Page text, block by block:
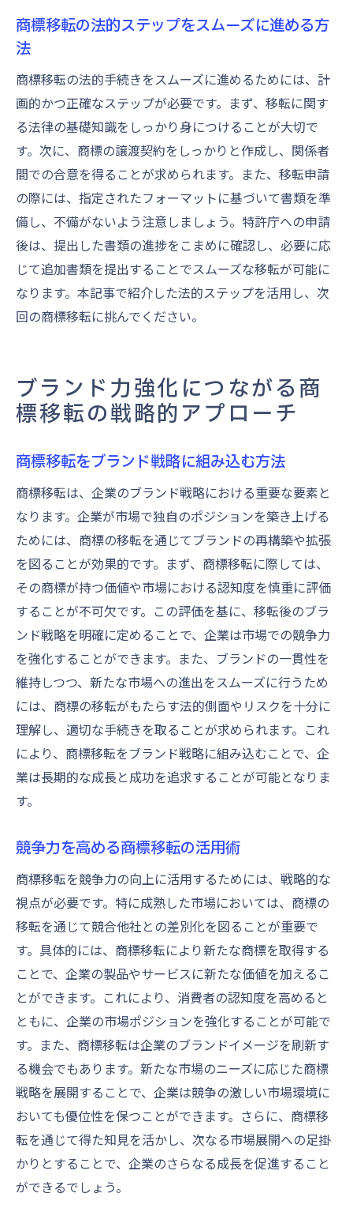
商標移転の法的ステップをスムーズに進める方
法
商標移転の法的手続きをスムーズに進めるためには、計
画的かつ正確なステップが必要です。まず、移転に関す
る法律の基礎知識をしっかり身につけることが大切で
す。次に、商標の譲渡契約をしっかりと作成し、関係者
間での合意を得ることが求められます。また、移転申請
の際には、指定されたフォーマットに基づいて書類を準
備し、不備がないよう注意しましょう。特許庁への申請
後は、提出した書類の進捗をこまめに確認し、必要に応
じて追加書類を提出することでスムーズな移転が可能に
なります。本記事で紹介した法的ステップを活用し、次
回の商標移転に挑んでください。
ブランド力強化につながる商
標移転の戦略的アプローチ
商標移転をブランド戦略に組み込む方法
商標移転は、企業のブランド戦略における重要な要素と
なります。企業が市場で独自のポジションを築き上げる
ためには、商標の移転を通じてブランドの再構築や拡張
を図ることが効果的です。まず、商標移転に際しては、
その商標が持つ価値や市場における認知度を慎重に評価
することが不可欠です。この評価を基に、移転後のブラ
ンド戦略を明確に定めることで、企業は市場での競争力
を強化することができます。また、ブランドの一貫性を
維持しつつ、新たな市場への進出をスムーズに行うため
には、商標の移転がもたらす法的側面やリスクを十分に
理解し、適切な手続きを取ることが求められます。これ
により、商標移転をブランド戦略に組み込むことで、企
業は長期的な成長と成功を追求することが可能となりま
す。
競争力を高める商標移転の活用術
商標移転を競争力の向上に活用するためには、戦略的な
視点が必要です。特に成熟した市場においては、商標の
移転を通じて競合他社との差別化を図ることが重要で
す。具体的には、商標移転により新たな商標を取得する
ことで、企業の製品やサービスに新たな価値を加えるこ
とができます。これにより、消費者の認知度を高めると
ともに、企業の市場ポジションを強化することが可能で
す。また、商標移転は企業のブランドイメージを刷新す
る機会でもあります。新たな市場のニーズに応じた商標
戦略を展開することで、企業は競争の激しい市場環境に
おいても優位性を保つことができます。さらに、商標移
転を通じて得た知見を活かし、次なる市場展開への足掛
かりとすることで、企業のさらなる成長を促進すること
ができるでしょう。